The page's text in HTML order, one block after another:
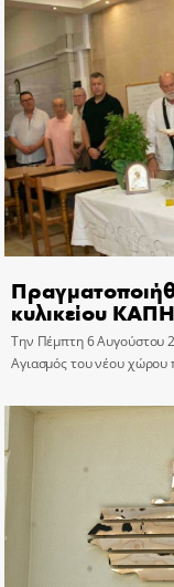
κυλικείου
Την Πέμπτη 6 Αυγούστου
Αγιασμός του νέου χώρου